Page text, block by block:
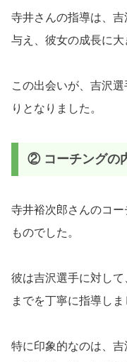
寺井さんの指導は、
与え、彼女の成長に大
この出会いが、吉沢
りとなりました。
② コーチングの
寺井裕次郎さんのコ
ものでした。
彼は吉沢選手に対し
までを丁寧に指導しま
特に印象的なのは、